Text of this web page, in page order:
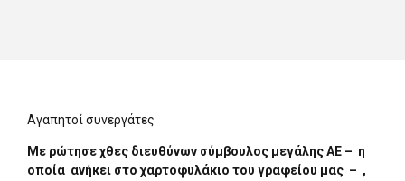
Αγαπητοί συνεργάτες
Με ρώτησε χθες διευθύνων σύμβουλος μεγάλης ΑΕ – η
οποία ανήκει στο χαρτοφυλάκιο του γραφείου μας – ,